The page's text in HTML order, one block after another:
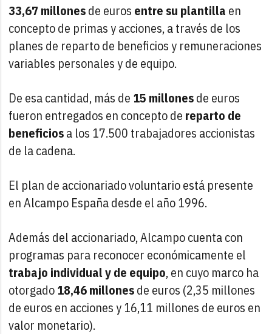
33,67 millonesde euros entre su plantilla en
concepto de primas y acciones, a través de los
planes de reparto de beneficios y remuneraciones
variables personales y de equipo.
De esa cantidad, más de 15 millonesde euros
fueron entregados en concepto de reparto de
beneficiosa los 17.500 trabajadores accionistas
de la cadena.
El plan de accionariado voluntario está presente
en Alcampo España desde el año 1996.
Además del accionariado, Alcampo cuenta con
programas para reconocer económicamente el
trabajo individual y de equipo, en cuyo marco ha
otorgado18,46 millonesde euros (2,35 millones
de euros en acciones y 16,11 millones de euros en
valor monetario).